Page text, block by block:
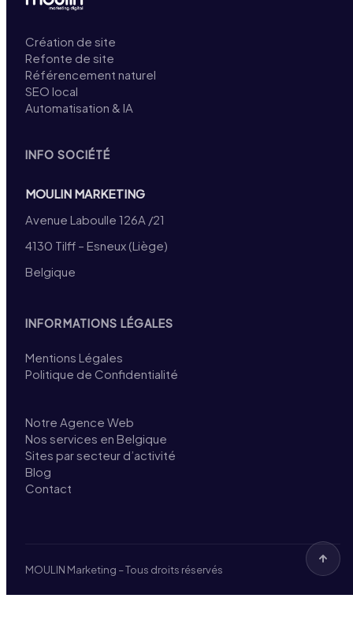
Création de site
Refonte de site
Référencement naturel
SEO local
Automatisation & IA
INFO SOCIÉTÉ
MOULIN MARKETING
Avenue Laboulle 126A /21
4130 Tilff – Esneux (Liège)
Belgique
INFORMATIONS LÉGALES
Mentions Légales
Politique de Confidentialité
Notre Agence Web
Nos services en Belgique
Sites par secteur d’activité
Blog
Contact
MOULIN Marketing – Tous droits réservés